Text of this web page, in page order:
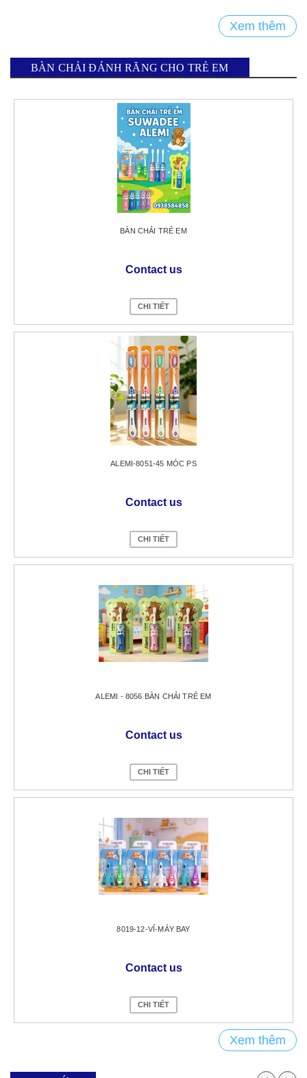
Xem thêm
BÀN CHẢI ĐÁNH RĂNG CHO TRẺ EM
BÀN CHẢI TRẺ EM
Contact us
CHI TIẾT
ALEMI-8051-45 MÓC PS
Contact us
CHI TIẾT
ALEMI - 8056 BÀN CHẢI TRẺ EM
Contact us
CHI TIẾT
8019-12-VỈ-MÁY BAY
Contact us
CHI TIẾT
Xem thêm